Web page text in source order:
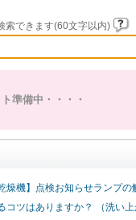
索できます(60文字以内)
準備中・・・・
燥機】点検お知らせランプ
コツはありますか？ （洗い